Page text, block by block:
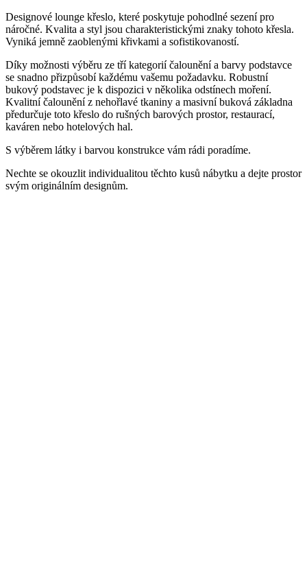
Designové lounge křeslo, které poskytuje pohodlné sezení pro
náročné. Kvalita a styl jsou charakteristickými znaky tohoto křesla.
Vyniká jemně zaoblenými křivkami a sofistikovaností.
Díky možnosti výběru ze tří kategorií čalounění a barvy podstavce
se snadno přizpůsobí každému vašemu požadavku. Robustní
bukový podstavec je k dispozici v několika odstínech moření.
Kvalitní čalounění z nehořlavé tkaniny a masivní buková základna
předurčuje toto křeslo do rušných barových prostor, restaurací,
kaváren nebo hotelových hal.
S výběrem látky i barvou konstrukce vám rádi poradíme.
Nechte se okouzlit individualitou těchto kusů nábytku a dejte prostor
svým originálním designům.